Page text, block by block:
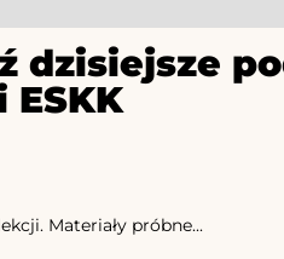
dzisiejsze
Materiały próbne...